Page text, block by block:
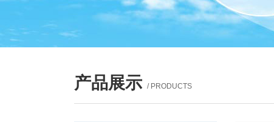
产品展示 / PRODUCTS